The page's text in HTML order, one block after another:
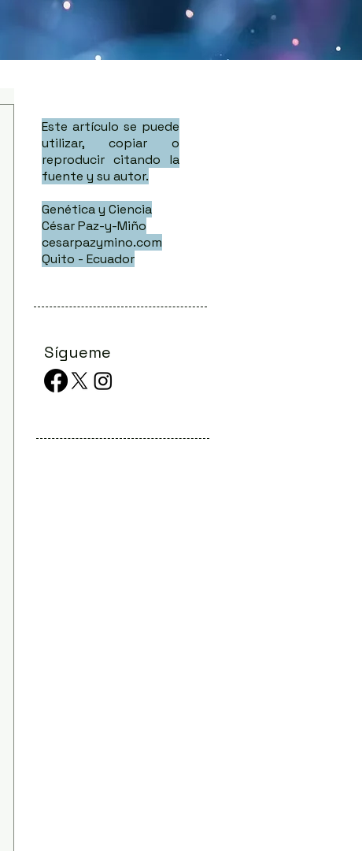
Este artículo se puede
utilizar, copiar o
reproducir citando la
fuente y su autor.
Genética y Ciencia
César Paz-y-Miño
cesarpazymino.com
Quito - Ecuador
Sígueme